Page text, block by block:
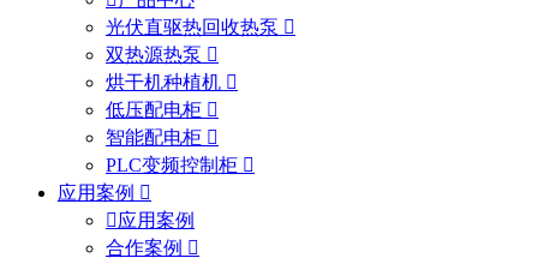
光伏直驱热回收热泵
双热源热泵
烘干机种植机
低压配电柜
智能配电柜
PLC变频控制柜
应用案例
应用案例
合作案例